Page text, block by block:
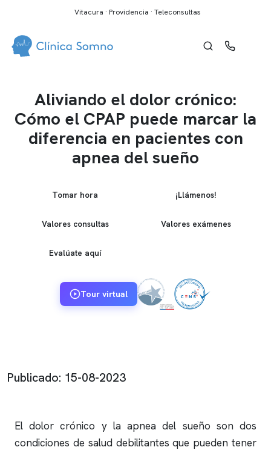
Vitacura · Providencia · Teleconsultas
Aliviando el dolor crónico:
Cómo el CPAP puede marcar la
diferencia en pacientes con
apnea del sueño
Tomar hora ¡Llámenos!
Valores consultas Valores exámenes
Evalúate aquí
Tour virtual
Publicado: 15-08-2023
El dolor crónico y laapnea del sueño son dos
condiciones de salud debilitantes que pueden tener